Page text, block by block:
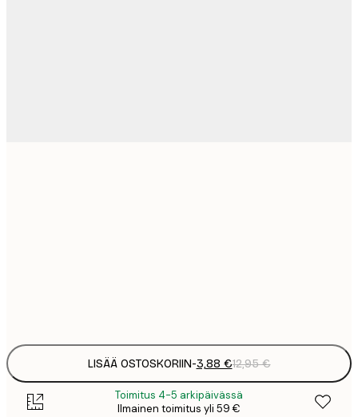
LISÄÄ OSTOSKORIIN-3,88 €12,95 €
Toimitus 4-5 arkipäivässä
Ilmainen toimitus yli 59 €